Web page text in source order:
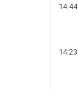
14:44
14:23